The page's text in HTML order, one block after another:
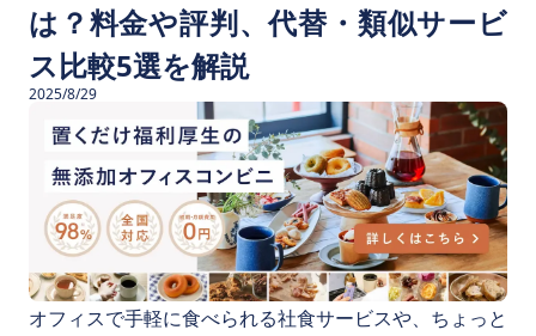
は？料金や評判、代替・類似サービ
ス比較5選を解説
2025/8/29
オフィスで手軽に食べられる社食サービスや、ちょっと